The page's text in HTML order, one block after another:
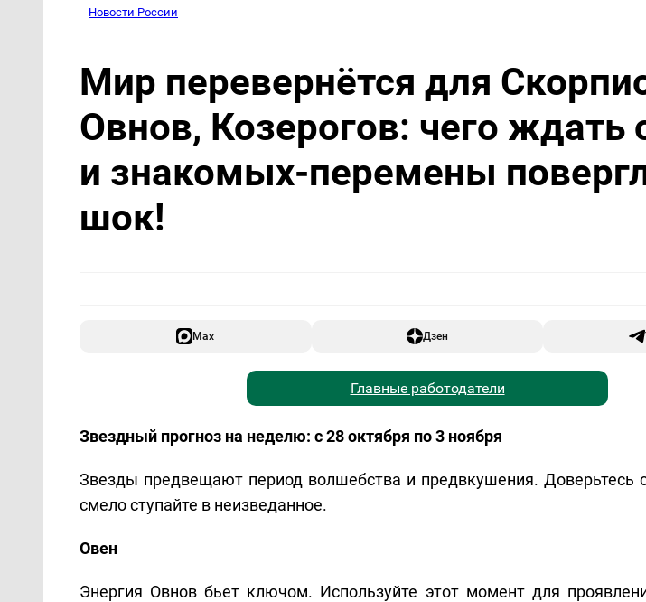
Новости России
Мир перевернётся для
Овнов, Козерогов: чего ждать
и знакомых-перемены
шок!
Max Дзен
Главные работодатели
Звездный прогноз на неделю: с 28 октября по 3 ноября
Звезды предвещают период волшебства и предвкушения. Доверьтесь
смело ступайте в неизведанное.
Овен
Энергия Овнов бьет ключом. Используйте этот момент для